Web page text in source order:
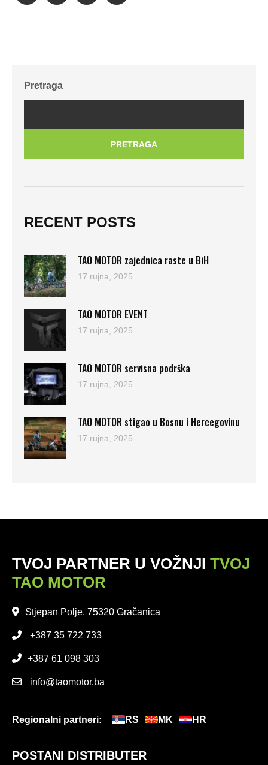
Pretraga
PRETRAGA
RECENT POSTS
TAO MOTOR zajednica raste u BiH
17 rujna, 2025
TAO MOTOR EVENT
17 rujna, 2025
TAO MOTOR servisna podrška
17 rujna, 2025
TAO MOTOR stigao u Bosnu i Hercegovinu
17 rujna, 2025
TVOJ PARTNER U VOŽNJI TVOJ
TAO MOTOR
Stjepan Polje, 75320 Gračanica
+387 35 722 733
+387 61 098 303
info@taomotor.ba
Regionalni partneri: RS MK HR
POSTANI DISTRIBUTER